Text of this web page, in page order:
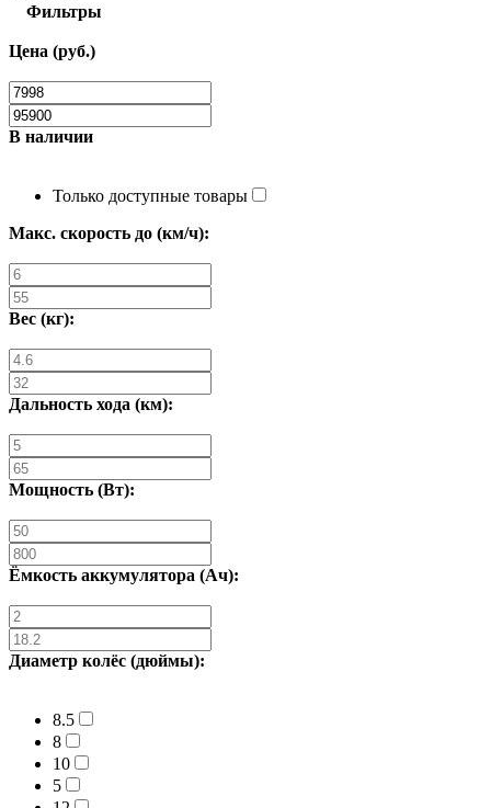
Фильтры
Цена (руб.)
В наличии
Только доступные товары
Макс. скорость до (км/ч):
Вес (кг):
Дальность хода (км):
Мощность (Вт):
Ёмкость аккумулятора (Ач):
Диаметр колёс (дюймы):
8.5
8
10
5